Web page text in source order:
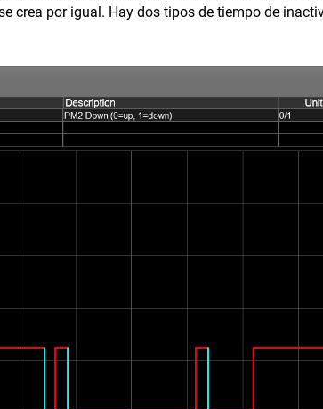
crea por igual. Hay dos tipos de tiempo de